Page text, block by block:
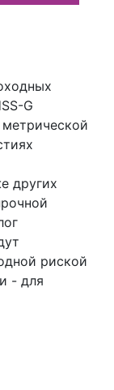
G
других
риской
- для